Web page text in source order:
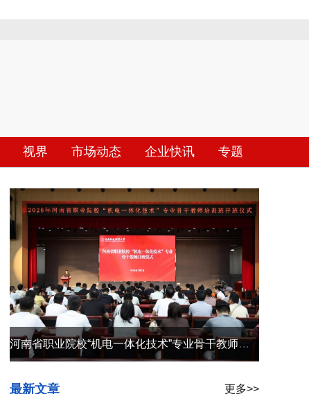
视界 市场动态 企业快讯 专题
河南省职业院校“机电一体化技术”专业骨干教师培训班在河南科技职业大学开班
更多>>
最新文章